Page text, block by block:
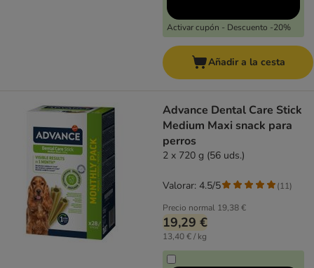
Activar cupón - Descuento -20%
Añadir a la cesta
Advance Dental Care Stick
Medium Maxi snack para
perros
2 x 720 g (56 uds.)
Precio normal 19,38 €
19,29 €
13,40 € / kg
Valorar: 4.5/5 (11)